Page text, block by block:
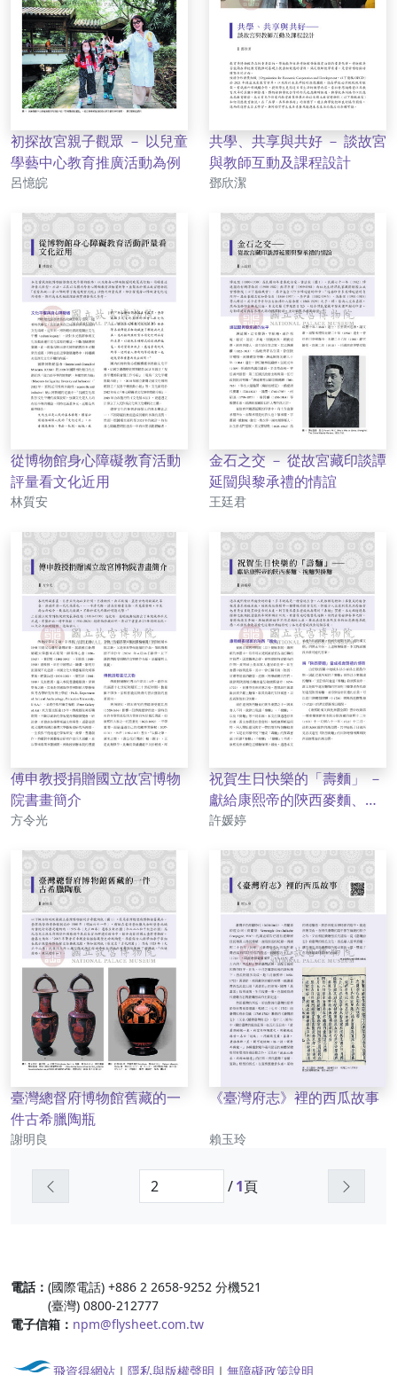
初探故宮親子觀眾 － 以兒童
學藝中心教育推廣活動為例
作者
呂憶皖
共學、共享與共好 － 談故宮
與教師互動及課程設計
作者
鄧欣潔
從博物館身心障礙教育活動
評量看文化近用
作者
林質安
金石之交 － 從故宮藏印談譚
延闓與黎承禮的情誼
作者
王廷君
傅申教授捐贈國立故宮博物
院書畫簡介
作者
方令光
祝賀生日快樂的「壽麵」 －
獻給康熙帝的陝西麥麵、挽
麵與掛麵
作者
許媛婷
臺灣總督府博物館舊藏的一
件古希臘陶瓶
作者
謝明良
《臺灣府志》裡的西瓜故事
作者
賴玉玲
/1頁
電話： (國際電話) +886 2 2658-9252 分機521
(臺灣) 0800-212777
電子信箱： npm@flysheet.com.tw
飛資得網站 ｜ 隱私與版權聲明 ｜ 無障礙政策說明